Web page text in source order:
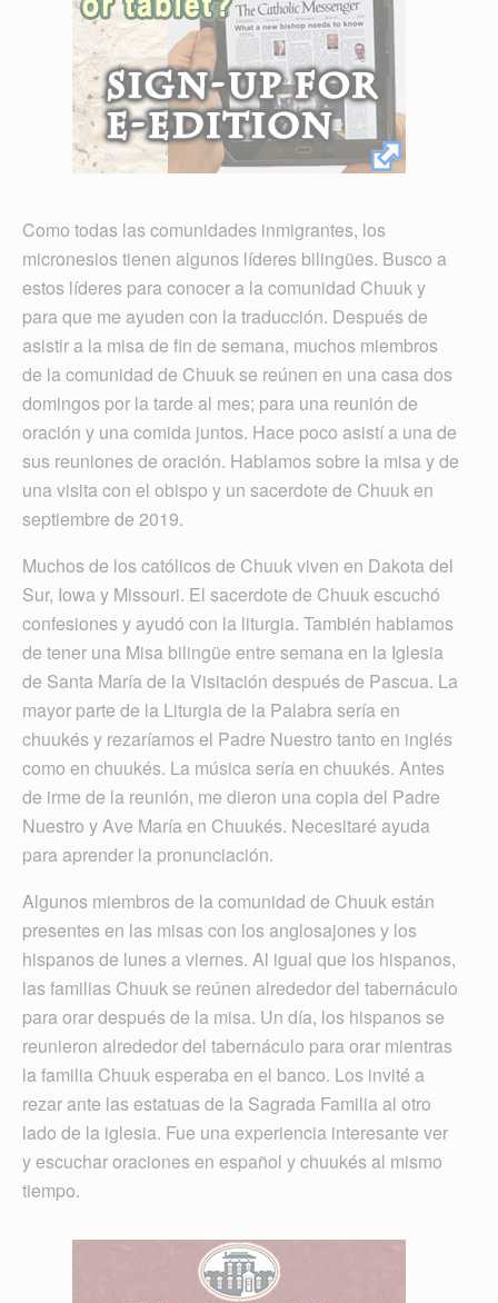
Como todas las comunidades inmigrantes, los
micronesios tienen algunos líderes bilingües. Busco a
estos líderes para conocer a la comunidad Chuuk y
para que me ayuden con la traducción. Después de
asistir a la misa de fin de semana, muchos miembros
de la comunidad de Chuuk se reúnen en una casa dos
domingos por la tarde al mes; para una reunión de
oración y una comida juntos. Hace poco asistí a una de
sus reuniones de oración. Hablamos sobre la misa y de
una visita con el obispo y un sacerdote de Chuuk en
septiembre de 2019.
Muchos de los católicos de Chuuk viven en Dakota del
Sur, Iowa y Missouri. El sacerdote de Chuuk escuchó
confesiones y ayudó con la liturgia. También hablamos
de tener una Misa bilingüe entre semana en la Iglesia
de Santa María de la Visitación después de Pascua. La
mayor parte de la Liturgia de la Palabra sería en
chuukés y rezaríamos el Padre Nuestro tanto en inglés
como en chuukés. La música sería en chuukés. Antes
de irme de la reunión, me dieron una copia del Padre
Nuestro y Ave María en Chuukés. Necesitaré ayuda
para aprender la pronunciación.
Algunos miembros de la comunidad de Chuuk están
presentes en las misas con los anglosajones y los
hispanos de lunes a viernes. Al igual que los hispanos,
las familias Chuuk se reúnen alrededor del tabernáculo
para orar después de la misa. Un día, los hispanos se
reunieron alrededor del tabernáculo para orar mientras
la familia Chuuk esperaba en el banco. Los invité a
rezar ante las estatuas de la Sagrada Familia al otro
lado de la iglesia. Fue una experiencia interesante ver
y escuchar oraciones en español y chuukés al mismo
tiempo.